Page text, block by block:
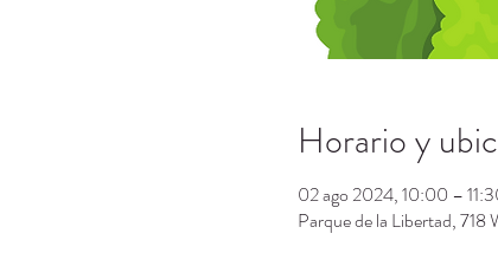
Horario y
02 ago 2024, 10:00 –
Parque de la Libertad,